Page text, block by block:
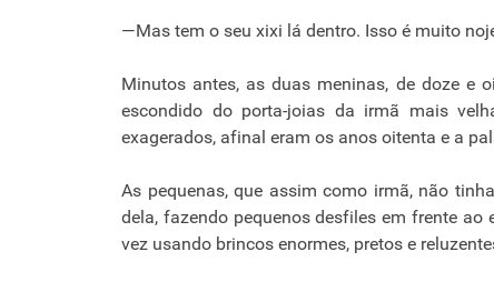
—Mas tem o seu xixi lá dentro. Isso é muito
Minutos antes, as duas meninas, de doze e
escondido do porta-joias da irmã mais
exagerados, afinal eram os anos oitenta e a
As pequenas, que assim como irmã, não
dela, fazendo pequenos desfiles em frente
vez usando brincos enormes, pretos e